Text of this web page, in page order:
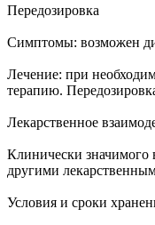
Передозировка
Симптомы: возможен
Лечение: при
терапию.
Лекарственное
Клинически значимого
другими
Условия и сроки